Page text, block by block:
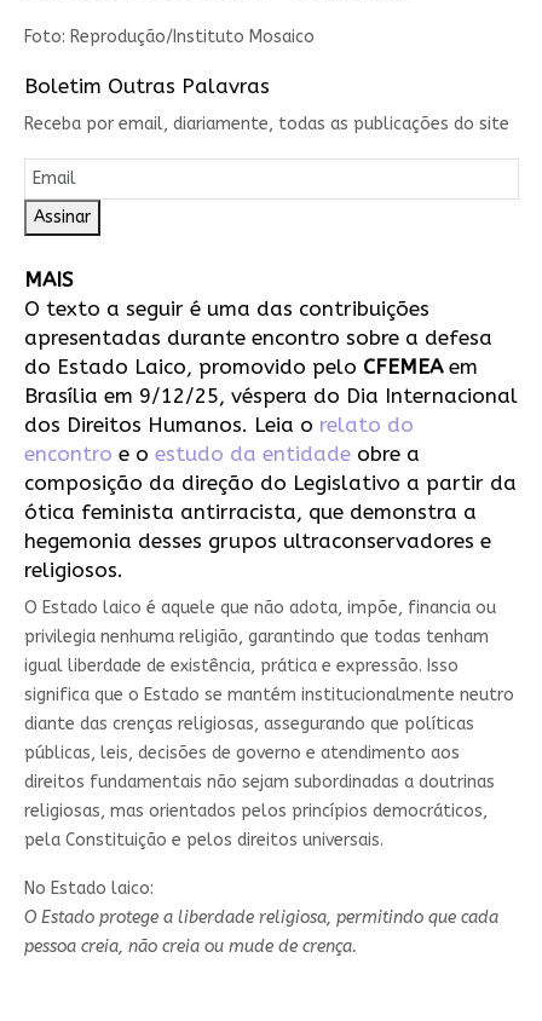
Foto: Reprodução/Instituto Mosaico
Boletim Outras Palavras
Receba por email, diariamente, todas as publicações do site
Assinar
MAIS
O texto a seguir é uma das contribuições
apresentadas durante encontro sobre a defesa
do Estado Laico, promovido pelo CFEMEA em
Brasília em 9/12/25, véspera do Dia Internacional
dos Direitos Humanos. Leia o relato do
encontro e o estudo da entidade obre a
composição da direção do Legislativo a partir da
ótica feminista antirracista, que demonstra a
hegemonia desses grupos ultraconservadores e
religiosos.
O Estado laico é aquele que não adota, impõe, financia ou
privilegia nenhuma religião, garantindo que todas tenham
igual liberdade de existência, prática e expressão. Isso
significa que o Estado se mantém institucionalmente neutro
diante das crenças religiosas, assegurando que políticas
públicas, leis, decisões de governo e atendimento aos
direitos fundamentais não sejam subordinadas a doutrinas
religiosas, mas orientados pelos princípios democráticos,
pela Constituição e pelos direitos universais.
No Estado laico:
O Estado protege a liberdade religiosa, permitindo que cada
pessoa creia, não creia ou mude de crença.